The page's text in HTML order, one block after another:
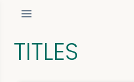
TITLES